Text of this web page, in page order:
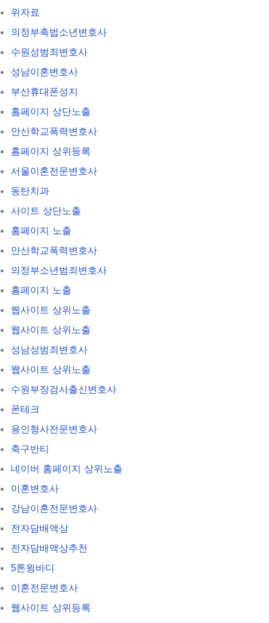
위자료
의정부촉법소년변호사
수원성범죄변호사
성남이혼변호사
부산휴대폰성지
홈페이지 상단노출
안산학교폭력변호사
홈페이지 상위등록
서울이혼전문변호사
동탄치과
사이트 상단노출
홈페이지 노출
안산학교폭력변호사
의정부소년범죄변호사
홈페이지 노출
웹사이트 상위노출
웹사이트 상위노출
성남성범죄변호사
웹사이트 상위노출
수원부장검사출신변호사
폰테크
용인형사전문변호사
축구반티
네이버 홈페이지 상위노출
이혼변호사
강남이혼전문변호사
전자담배액상
전자담배액상추천
5톤윙바디
이혼전문변호사
웹사이트 상위등록